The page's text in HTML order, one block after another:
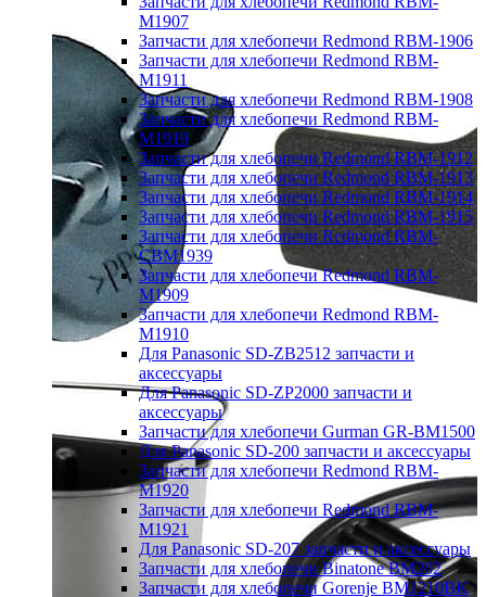
M1907
Запчасти для хлебопечи Redmond RBM-1906
Запчасти для хлебопечи Redmond RBM-
M1911
Запчасти для хлебопечи Redmond RBM-1908
Запчасти для хлебопечи Redmond RBM-
M1919
Запчасти для хлебопечи Redmond RBM-1912
Запчасти для хлебопечи Redmond RBM-1913
Запчасти для хлебопечи Redmond RBM-1914
Запчасти для хлебопечи Redmond RBM-1915
Запчасти для хлебопечи Redmond RBM-
CBM1939
Запчасти для хлебопечи Redmond RBM-
M1909
Запчасти для хлебопечи Redmond RBM-
M1910
Для Panasonic SD-ZB2512 запчасти и
аксессуары
Для Panasonic SD-ZP2000 запчасти и
аксессуары
Запчасти для хлебопечи Gurman GR-BM1500
Для Panasonic SD-200 запчасти и аксессуары
Запчасти для хлебопечи Redmond RBM-
M1920
Запчасти для хлебопечи Redmond RBM-
M1921
Для Panasonic SD-207 запчасти и аксессуары
Запчасти для хлебопечи Binatone BM202
Запчасти для хлебопечи Gorenje BM1210BK